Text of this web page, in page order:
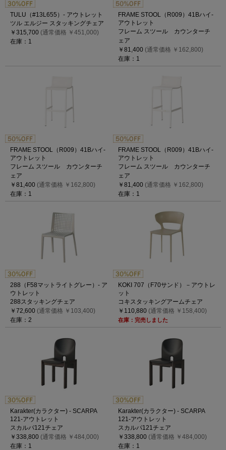
TULU（#13L655）- アウトレット
ツル エルジー スタッキングチェア
￥315,700 (通常価格 ￥451,000)
在庫：1
FRAME STOOL（R009）41Bハイ-
アウトレット
フレーム スツール カウンターチ
ェア
￥81,400 (通常価格 ￥162,800)
在庫：1
FRAME STOOL（R009）41Bハイ-
アウトレット
フレーム スツール カウンターチ
ェア
￥81,400 (通常価格 ￥162,800)
在庫：1
FRAME STOOL（R009）41Bハイ-
アウトレット
フレーム スツール カウンターチ
ェア
￥81,400 (通常価格 ￥162,800)
在庫：1
288（F58マットライトグレー）- ア
ウトレット
288スタッキングチェア
￥72,600 (通常価格 ￥103,400)
在庫：2
KOKI 707（F70サンド）－アウトレ
ット
コキスタッキングアームチェア
￥110,880 (通常価格 ￥158,400)
在庫：完売しました
Karakter(カラクター) - SCARPA
121-アウトレット
スカルパ121チェア
￥338,800 (通常価格 ￥484,000)
在庫：1
Karakter(カラクター) - SCARPA
121-アウトレット
スカルパ121チェア
￥338,800 (通常価格 ￥484,000)
在庫：1